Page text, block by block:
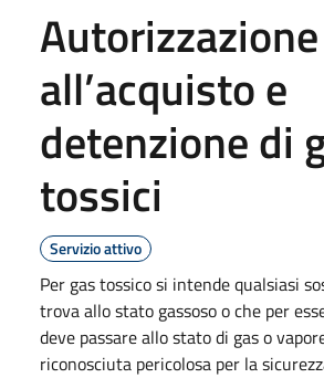
Autorizzazione
all’acquisto e
detenzione di
tossici
Servizio attivo
Per gas tossico si intende qualsiasi
trova allo stato gassoso o che per
deve passare allo stato di gas o
riconosciuta pericolosa per la